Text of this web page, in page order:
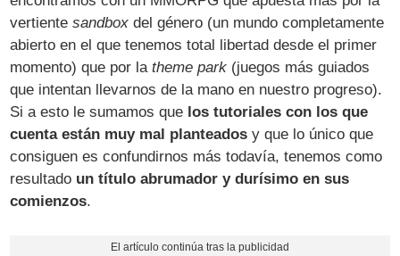
vertientesandbox del género (un mundo completamente
abierto en el que tenemos total libertad desde el primer
momento) que por latheme park (juegos más guiados
que intentan llevarnos de la mano en nuestro progreso).
Si a esto le sumamos que los tutoriales con los que
cuenta están muy mal planteados y que lo único que
consiguen es confundirnos más todavía, tenemos como
resultado un título abrumador y durísimo en sus
comienzos.